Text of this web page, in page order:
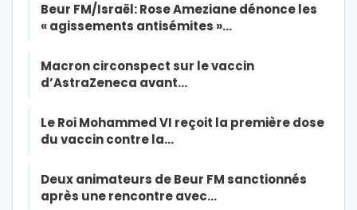
Beur FM/Israël: Rose Ameziane dénonce les
« agissements antisémites »…
Macron circonspect sur le vaccin
d’AstraZeneca avant…
Le Roi Mohammed VI reçoit la première dose
du vaccin contre la…
Deux animateurs de Beur FM sanctionnés
après une rencontre avec…